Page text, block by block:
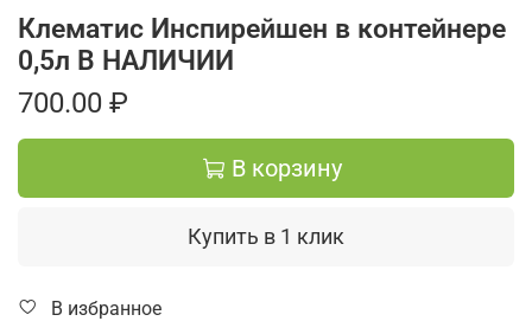
Клематис Инспирейшен в контейнере
0,5л В НАЛИЧИИ
700.00 ₽
В корзину
Купить в 1 клик
В избранное